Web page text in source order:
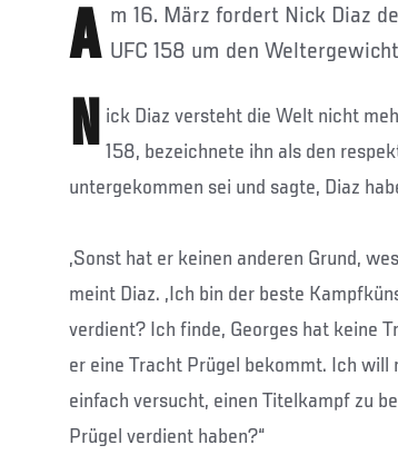
Am 16. März fordert Nick Diaz den Weltmeister Georges St. Pierre bei UFC 158 um den
N ick Diaz versteht die Welt nicht
158, bezeichnete ihn als den
untergekommen sei und sagte, Diaz
„Sonst hat er keinen anderen Grund,
meint Diaz. „Ich bin der beste
verdient? Ich finde, Georges hat keine
er eine Tracht Prügel bekommt. Ich will
einfach versucht, einen Titelkampf zu
Prügel verdient haben?“